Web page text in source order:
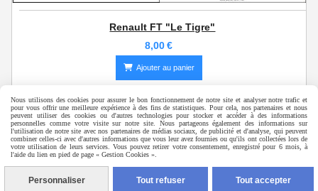
Renault FT "Le Tigre"
8,00€
Ajouter au panier
©Histopic 2015 - Laurent Deneu
Facebook est désactivé.
Mentions Légales
Conditions générales de vente
Gestion cookies
Nous utilisons des cookies pour assurer le bon fonctionnement de notre site et analyser notre trafic et
pour vous offrir une meilleure expérience à des fins de statistiques. Pour cela, nos partenaires et nous
peuvent utiliser des cookies ou d'autres technologies pour stocker et accéder à des informations
personnelles comme votre visite sur notre site. Nous partageons également des informations sur
l'utilisation de notre site avec nos partenaires de médias sociaux, de publicité et d'analyse, qui peuvent
combiner celles-ci avec d'autres informations que vous leur avez fournies ou qu'ils ont collectées lors de
votre utilisation de leurs services. Vous pouvez retirer votre consentement, enregistré pour 6 mois, à
l'aide du lien en pied de page « Gestion Cookies ».
Personnaliser Tout refuser Tout accepter